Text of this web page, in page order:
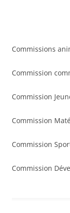
Commissions
Commission
Commission
Commission
Commission
Commission